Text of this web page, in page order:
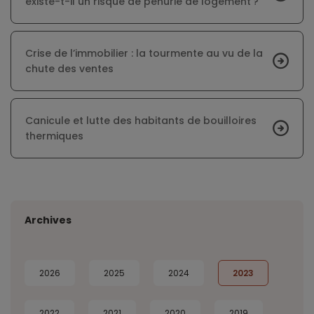
Crise de l’immobilier : la tourmente au vu de la
chute des ventes
Canicule et lutte des habitants de bouilloires
thermiques
Archives
2026 2025 2024 2023